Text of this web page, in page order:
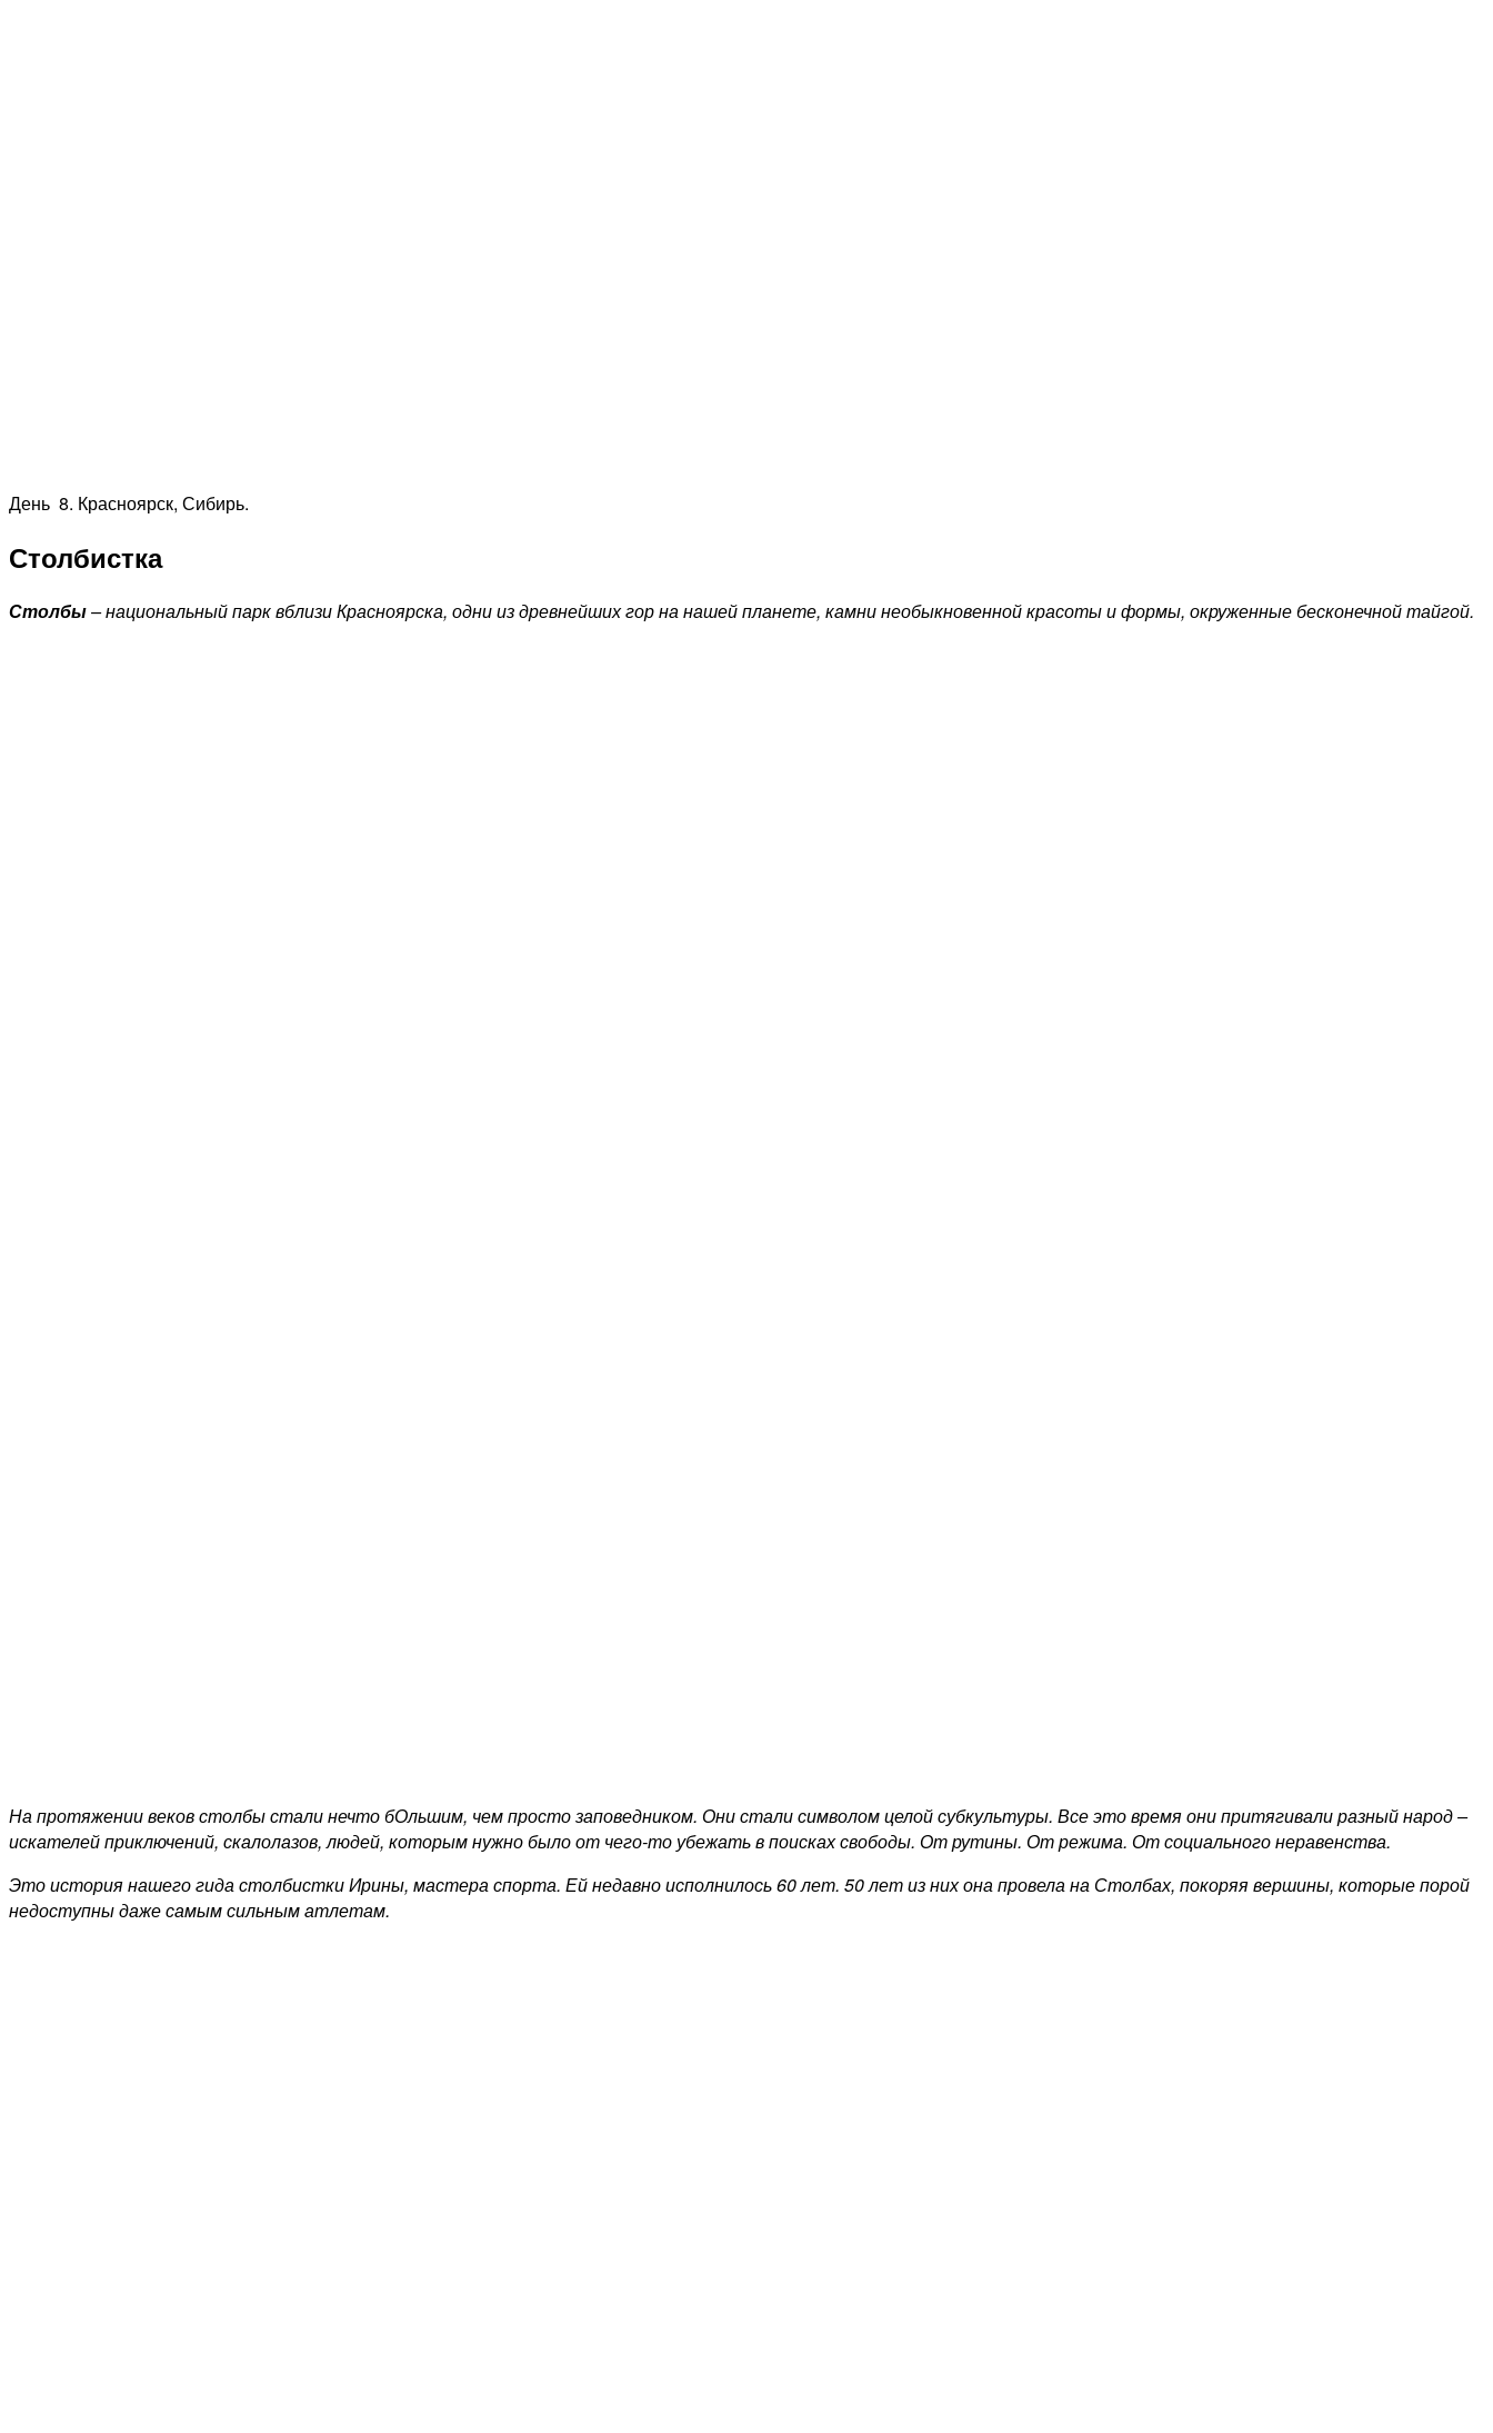
День 8. Красноярск, Сибирь.
Столбистка
Столбы– национальный парк вблизи Красноярска, одни из древнейших гор на нашей планете, камни необыкновенной красоты и формы, окруженные бесконечной тайгой.
На протяжении веков столбы стали нечто бОльшим, чем просто заповедником. Они стали символом целой субкультуры. Все это время они притягивали разный народ –
искателей приключений, скалолазов, людей, которым нужно было от чего-то убежать в поисках свободы. От рутины. От режима. От социального неравенства.
Это история нашего гида столбистки Ирины, мастера спорта. Ей недавно исполнилось 60 лет. 50 лет из них она провела на Столбах, покоряя вершины, которые порой
недоступны даже самым сильным атлетам.